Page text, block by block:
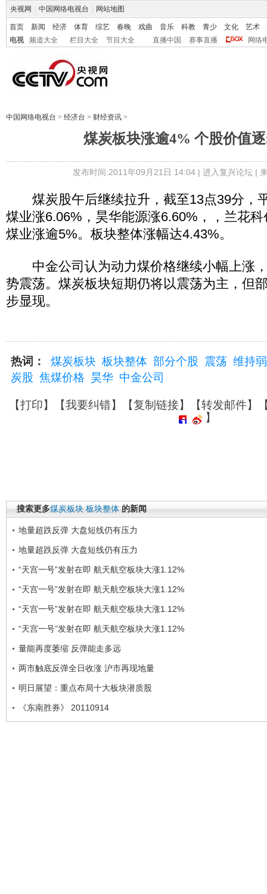
央视网 中国网络电视台 网站地图
首页 新闻 经济 体育 综艺 春晚 戏曲 音乐 科教 青少 文化
艺术
电视
频道大全 栏目大全 节目大全 直播中国 赛事直播 网络
中国网络电视台 > 经济台 > 财经资讯 >
煤炭板块涨逾4% 个股价值
发布时间:2011年09月21日 14:04 | 进入复兴论坛|
煤炭股午后继续拉升，截至13点39分，
煤业涨6.06%，昊华能源涨6.60%，，兰花
煤业涨逾5%。板块整体涨幅达4.43%。
中金公司认为动力煤价格继续小幅上涨
势震荡。煤炭板块短期仍将以震荡为主，但
步显现。
热词： 煤炭板块 板块整体 部分个股 震荡 维持
炭股 焦煤价格 昊华 中金公司
【打印】【我要纠错】【复制链接】【转发邮件】
】
搜索更多煤炭板块 板块整体 的新闻
地量超跌反弹 大盘短线仍有压力
地量超跌反弹 大盘短线仍有压力
“天宫一号”发射在即 航天航空板块大涨1.12%
“天宫一号”发射在即 航天航空板块大涨1.12%
“天宫一号”发射在即 航天航空板块大涨1.12%
“天宫一号”发射在即 航天航空板块大涨1.12%
量能再度萎缩 反弹能走多远
两市触底反弹全日收涨 沪市再现地量
明日展望：重点布局十大板块潜质股
《东南胜券》 20110914